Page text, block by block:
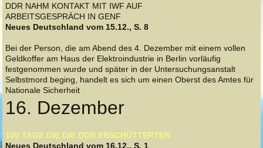
DDR NAHM KONTAKT MIT IWF AUF
ARBEITSGESPRÄCH IN GENF
Neues Deutschland vom 15.12., S. 8
Bei der Person, die am Abend des 4. Dezember mit einem vollen
Geldkoffer am Haus der Elektroindustrie in Berlin vorläufig
festgenommen wurde und später in der Untersuchungsanstalt
Selbstmord beging, handelt es sich um einen Oberst des Amtes für
Nationale Sicherheit
16. Dezember
100 TAGE DIE DIE DDR ERSCHÜTTERTEN
Neues Deutschland vom 16.12., S. 1